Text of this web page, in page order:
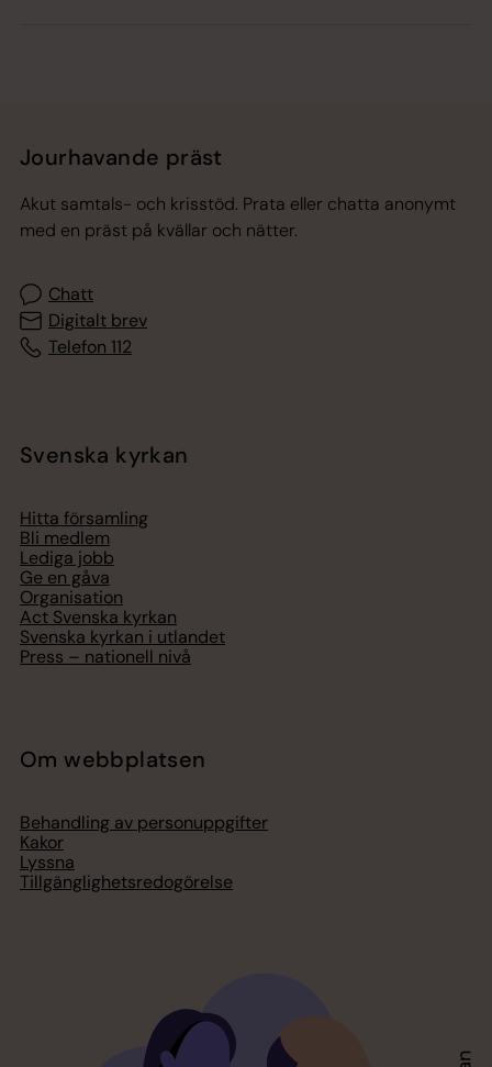
Jourhavande präst
Akut samtals- och krisstöd. Prata eller chatta anonymt
med en präst på kvällar och nätter.
Chatt
Digitalt brev
Telefon 112
Svenska kyrkan
Hitta församling
Bli medlem
Lediga jobb
Ge en gåva
Organisation
Act Svenska kyrkan
Svenska kyrkan i utlandet
Press – nationell nivå
Om webbplatsen
Behandling av personuppgifter
Kakor
Lyssna
Tillgänglighetsredogörelse